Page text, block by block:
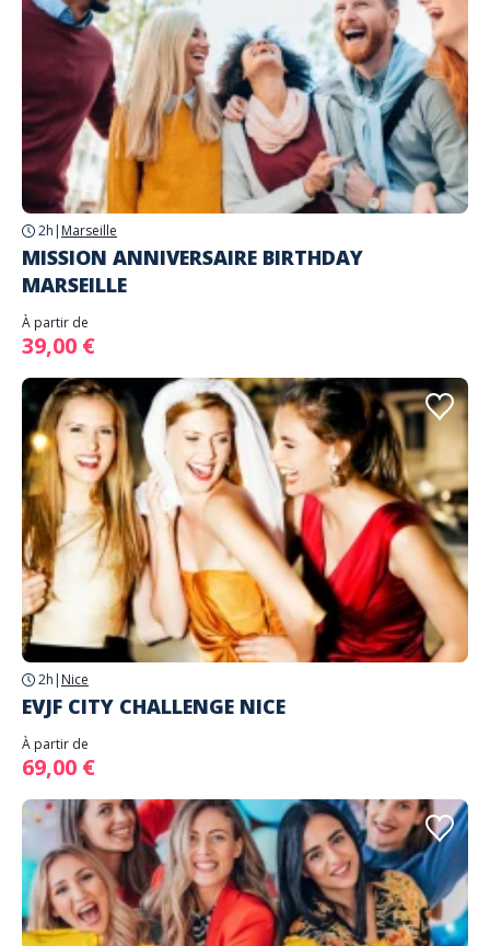
2h | Marseille
MISSION ANNIVERSAIRE BIRTHDAY
MARSEILLE
À partir de
39,00 €
2h | Nice
EVJF CITY CHALLENGE NICE
À partir de
69,00 €